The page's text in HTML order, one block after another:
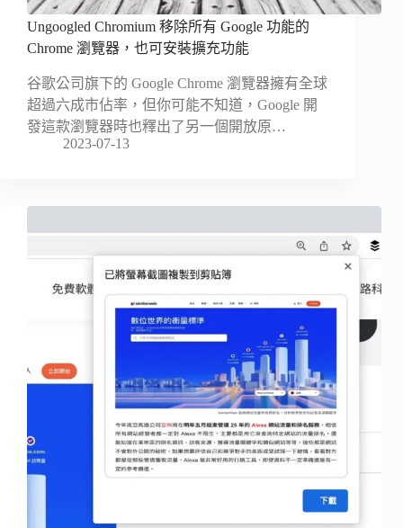
Ungoogled Chromium 移除所有 Google 功能的
Chrome 瀏覽器，也可安裝擴充功能
谷歌公司旗下的 Google Chrome 瀏覽器擁有全球
超過六成市佔率，但你可能不知道，Google 開
發這款瀏覽器時也釋出了另一個開放原…
2023-07-13